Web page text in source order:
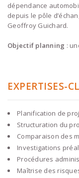
dépendance
depuis le pôle
Geoffroy Guichard.
Objectif planning :
EXPERTISES-
Planification de
Structuration du
Comparaison des
Investigations
Procédures
Maîtrise des